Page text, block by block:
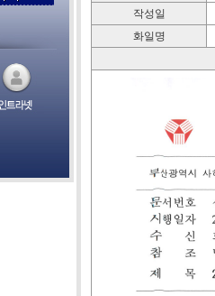
작성일
화일명